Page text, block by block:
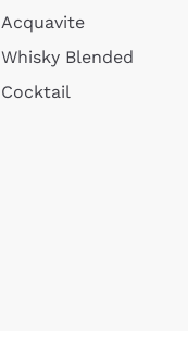
Acquavite
Whisky Blended
Cocktail